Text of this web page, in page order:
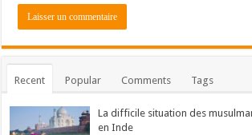
Recent Popular Comments Tags
La difficile situation des
en Inde